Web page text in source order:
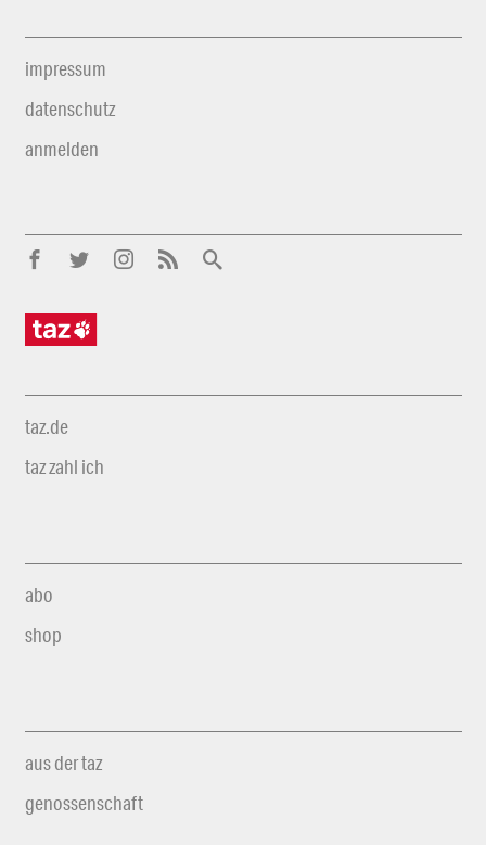
impressum
datenschutz
anmelden
taz.de
taz zahl ich
abo
shop
aus der taz
genossenschaft